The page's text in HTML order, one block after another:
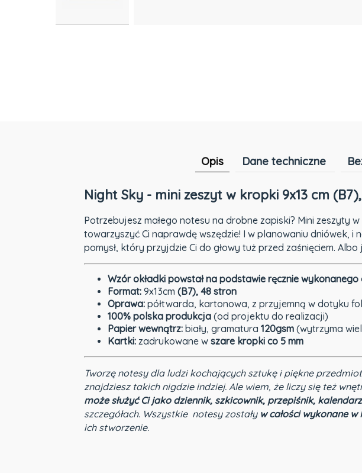
Opis Dane techniczne
Night Sky - mini zeszyt w kropki 9x13 cm
Potrzebujesz małego notesu na drobne zapiski? Mini zeszyty
towarzyszyć Ci naprawdę wszędzie! I w planowaniu dniówek,
pomysł, który przyjdzie Ci do głowy tuż przed zaśnięciem.
Wzór okładki powstał na podstawie ręcznie wykonanego
Format: 9x13cm (B7), 48 stron
Oprawa: półtwarda, kartonowa, z przyjemną w dotyku
100% polska produkcja (od projektu do realizacji)
Papier wewnątrz: biały, gramatura 120gsm (wytrzyma
Kartki: zadrukowane w szare kropki co 5 mm
Tworzę notesy dla ludzi kochających sztukę i piękne
znajdziesz takich nigdzie indziej. Ale wiem, że liczy się też
może służyć Ci jako dziennik, szkicownik, przepiśnik,
szczegółach. Wszystkie notesy zostały w całości wykonane w
ich stworzenie.